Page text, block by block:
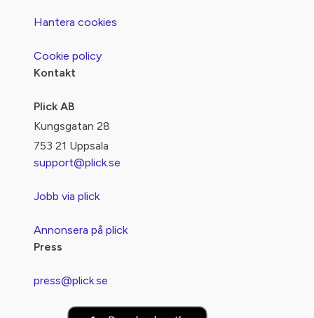
Hantera cookies
Cookie policy
Kontakt
Plick AB
Kungsgatan 28
753 21 Uppsala
support@plick.se
Jobb via plick
Annonsera på plick
Press
press@plick.se